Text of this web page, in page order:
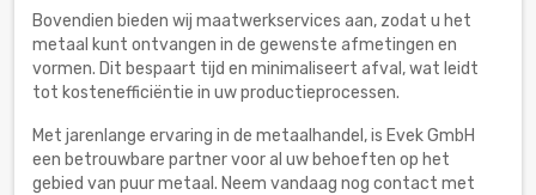
Bovendien bieden wij maatwerkservices aan, zodat u het
metaal kunt ontvangen in de gewenste afmetingen en
vormen. Dit bespaart tijd en minimaliseert afval, wat leidt
tot kostenefficiëntie in uw productieprocessen.
Met jarenlange ervaring in de metaalhandel, is Evek GmbH
een betrouwbare partner voor al uw behoeften op het
gebied van puur metaal. Neem vandaag nog contact met